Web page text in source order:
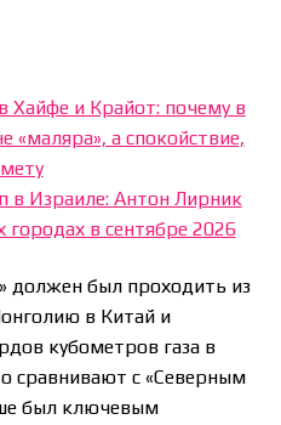
Хайфе и Крайот: почему в
«маляра», а спокойствие,
в Израиле: Антон Лирник
городах в сентябре 2026
должен был проходить из
в Китай и
кубометров газа в
сравнивают с «Северным
был ключевым